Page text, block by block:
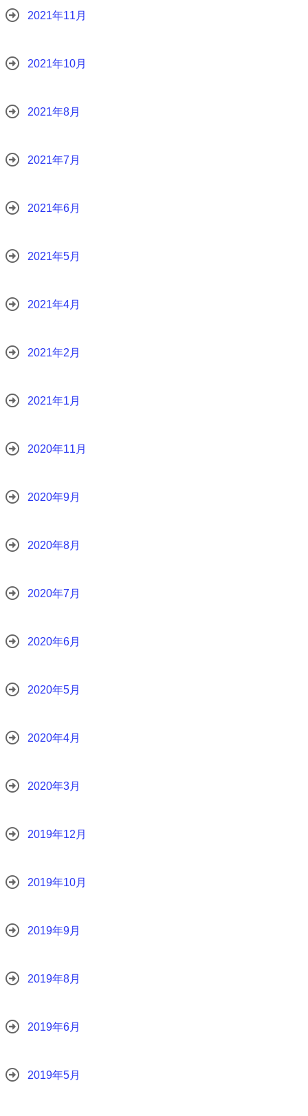
2021年11月
2021年10月
2021年8月
2021年7月
2021年6月
2021年5月
2021年4月
2021年2月
2021年1月
2020年11月
2020年9月
2020年8月
2020年7月
2020年6月
2020年5月
2020年4月
2020年3月
2019年12月
2019年10月
2019年9月
2019年8月
2019年6月
2019年5月